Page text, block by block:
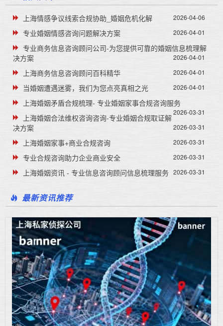
上海情感争议线索合规协助_婚姻危机化解 2026-04-06
专业婚姻情感咨询问题解决方案 2026-04-01
专业商务信息咨询顾问公司-为您提供可靠的婚姻信息梳理解
决方案
2026-04-01
上海商务信息咨询顾问百科精华 2026-04-01
当婚姻遭遇迷雾，我们为您点亮真相之光 2026-04-01
上海婚姻矛盾合规梳理- 专业婚姻家事合规咨询服务
2026-03-31
上海婚姻合法维权咨询咨询-专业婚姻合规取证解
决方案
2026-03-31
上海婚姻家事+商业合规咨询 2026-03-31
专业合规咨询助力企业商业安全 2026-03-31
上海婚姻资讯 - 专业信息咨询顾问信息梳理服务 2026-03-31
最新资讯推荐